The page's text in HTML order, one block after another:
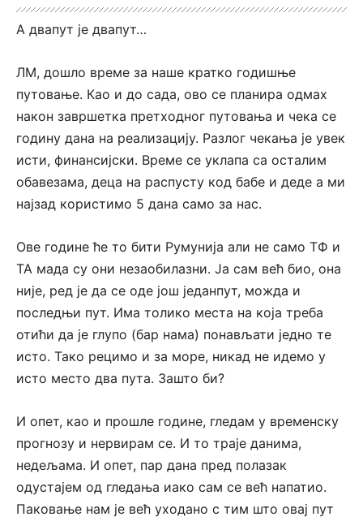
А двапут је двапут…
ЛМ, дошло време за наше кратко годишње
путовање. Као и до сада, ово се планира одмах
након завршетка претходног путовања и чека се
годину дана на реализацију. Разлог чекања је увек
исти, финансијски. Време се уклапа са осталим
обавезама, деца на распусту код бабе и деде а ми
најзад користимо 5 дана само за нас.
Ове године ће то бити Румунија али не само ТФ и
ТА мада су они незаобилазни. Ја сам већ био, она
није, ред је да се оде још једанпут, можда и
последњи пут. Има толико места на која треба
отићи да је глупо (бар нама) понављати једно те
исто. Тако рецимо и за море, никад не идемо у
исто место два пута. Зашто би?
И опет, као и прошле године, гледам у временску
прогнозу и нервирам се. И то траје данима,
недељама. И опет, пар дана пред полазак
одустајем од гледања иако сам се већ напатио.
Паковање нам је већ уходано с тим што овај пут